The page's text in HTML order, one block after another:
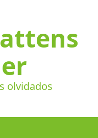
olvidados